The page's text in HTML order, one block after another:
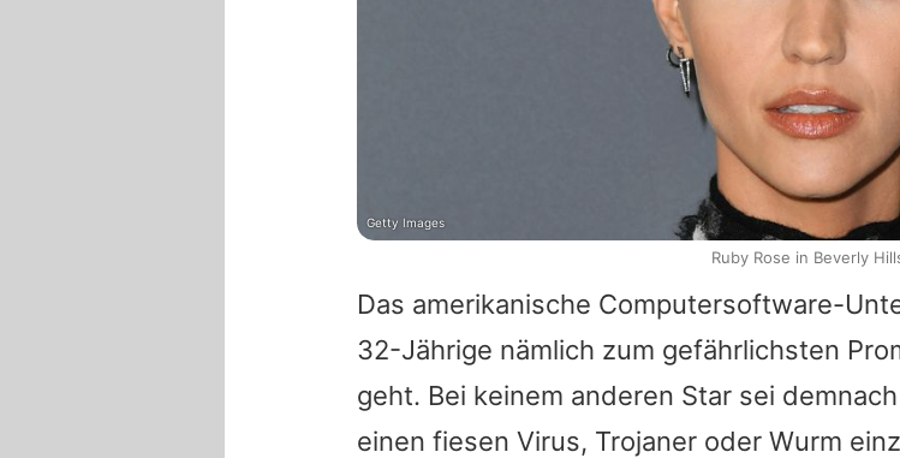
Das amerikanische Computersoftware-
32-Jährige nämlich zum gefährlichsten
geht. Bei keinem anderen Star sei
einen fiesen Virus, Trojaner oder Wurm
Getty Images
Ruby Rose in Beverly